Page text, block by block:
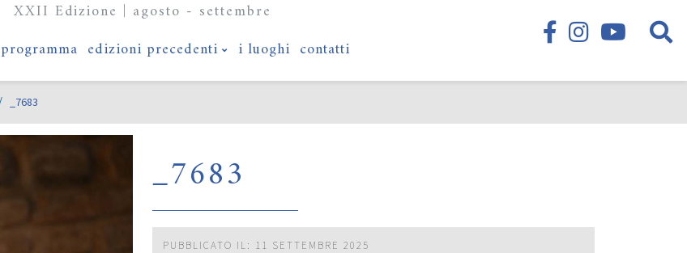
XXII Edizione | agosto - settembre
programma edizioni precedenti i luoghi contatti
_7683
_7683
PUBBLICATO IL: 11 SETTEMBRE 2025